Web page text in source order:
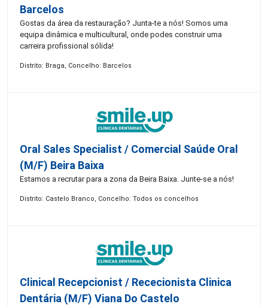
Barcelos
Gostas da área da restauração? Junta-te a nós! Somos uma
equipa dinâmica e multicultural, onde podes construir uma
carreira profissional sólida!
Distrito: Braga, Concelho: Barcelos
Oral Sales Specialist / Comercial Saúde Oral
(M/F) Beira Baixa
Estamos a recrutar para a zona da Beira Baixa. Junte-se a nós!
Distrito: Castelo Branco, Concelho: Todos os concelhos
Clinical Recepcionist / Rececionista Clinica
Dentária (M/F) Viana Do Castelo